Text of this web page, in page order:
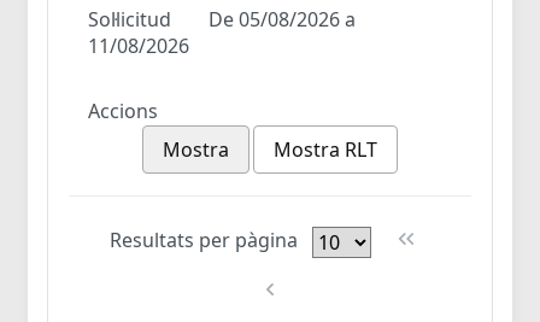
Sol·licitud
De 05/08/2026 a
11/08/2026
Accions
Mostra
Mostra RLT
Resultats per pàgina